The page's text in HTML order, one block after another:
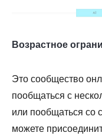
Возрастное
Это сообщество
пообщаться с
или пообщаться со
можете